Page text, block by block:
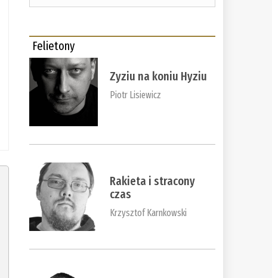
Felietony
Zyziu na koniu Hyziu
Piotr Lisiewicz
Rakieta i stracony
czas
Krzysztof Karnkowski